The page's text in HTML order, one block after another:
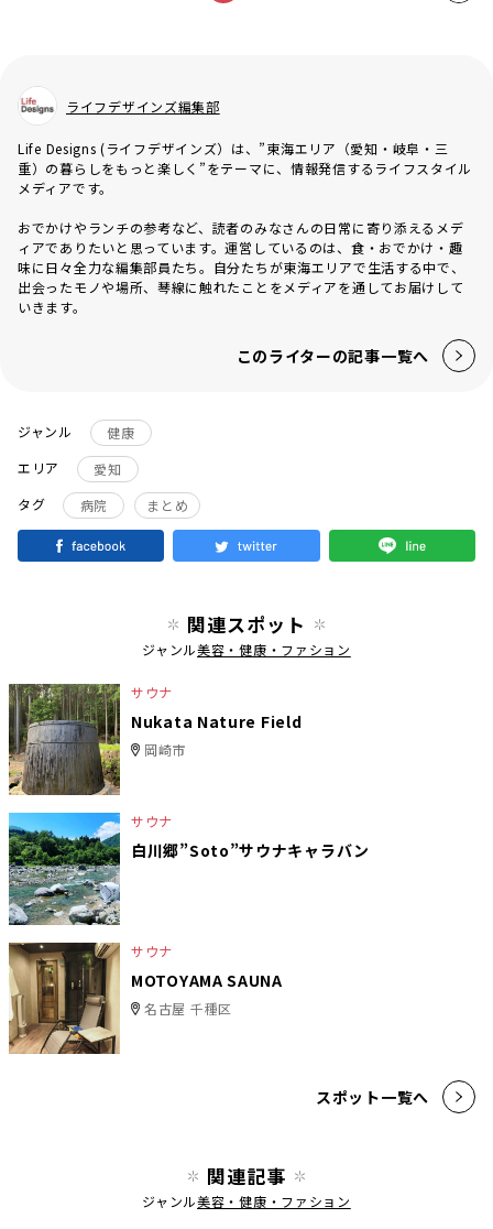
ライフデザインズ編集部
Life Designs (ライフデザインズ）は、”東海エリア（愛知・岐阜・三
重）の暮らしをもっと楽しく”をテーマに、情報発信するライフスタイル
メディアです。
おでかけやランチの参考など、読者のみなさんの日常に寄り添えるメデ
ィアでありたいと思っています。運営しているのは、食・おでかけ・趣
味に日々全力な編集部員たち。自分たちが東海エリアで生活する中で、
出会ったモノや場所、琴線に触れたことをメディアを通してお届けして
いきます。
このライターの記事一覧へ
ジャンル
健康
エリア
愛知
タグ
病院 まとめ
関連スポット
ジャンル美容・健康・ファション
サウナ
Nukata Nature Field
岡崎市
サウナ
白川郷”Soto”サウナキャラバン
サウナ
MOTOYAMA SAUNA
名古屋 千種区
スポット一覧へ
関連記事
ジャンル美容・健康・ファション